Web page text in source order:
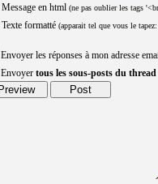
Message en html (ne pas oublier les tags
Texte formatté (apparait tel que vous le
Envoyer les réponses à mon adresse
Envoyer tous les sous-posts du thread